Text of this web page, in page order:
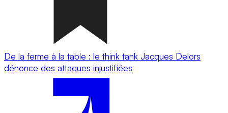
De la ferme à la table : le think tank Jacques Delors
dénonce des attaques injustifiées